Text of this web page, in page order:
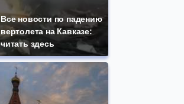
Все новости по падению
вертолета на Кавказе:
читать здесь